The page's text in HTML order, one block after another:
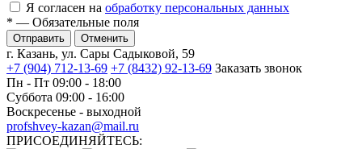
Я согласен на обработку персональных данных
* — Обязательные поля
Отменить
г. Казань, ул. Сары Садыковой, 59
+7 (904) 712-13-69 +7 (8432) 92-13-69 Заказать звонок
Пн - Пт 09:00 - 18:00
Суббота 09:00 - 16:00
Воскресенье - выходной
profshvey-kazan@mail.ru
ПРИСОЕДИНЯЙТЕСЬ: